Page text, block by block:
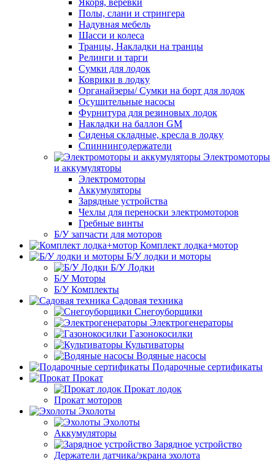
Якоря, веревки
Полы, слани и стрингера
Надувная мебель
Шасси и колеса
Транцы, Накладки на транцы
Релинги и тарги
Сумки для лодок
Коврики в лодку
Органайзеры/ Сумки на борт для лодок
Осушительные насосы
Фурнитура для резиновых лодок
Накладки на баллон GM
Сиденья складные, кресла в лодку
Спиннингодержатели
Электромоторы
и аккумуляторы
Электромоторы
Аккумуляторы
Зарядные устройства
Чехлы для переноски электромоторов
Гребные винты
Б/У запчасти для моторов
Комплект лодка+мотор
Б/У лодки и моторы
Б/У Лодки
Б/У Моторы
Б/У Комплекты
Садовая техника
Снегоуборщики
Электрогенераторы
Газонокосилки
Культиваторы
Водяные насосы
Подарочные сертификаты
Прокат
Прокат лодок
Прокат моторов
Эхолоты
Эхолоты
Аккумуляторы
Зарядное устройство
Держатели датчика/экрана эхолота